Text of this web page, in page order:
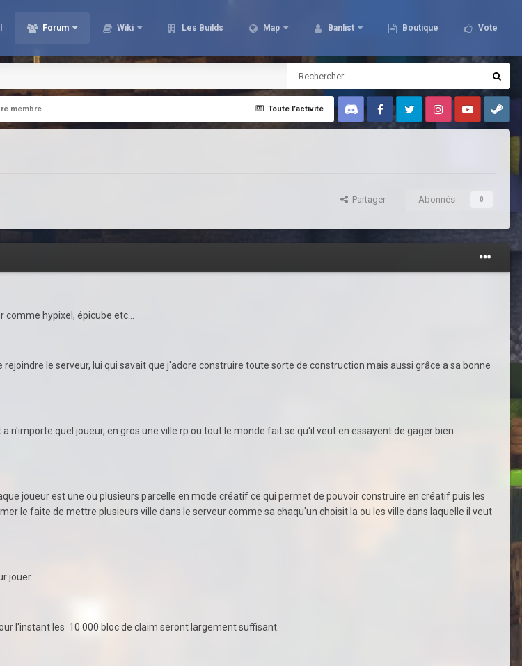
Forum Wiki Les Builds Map Banlist Boutique Vote
Toute l’activité
membre
Discord FacebookTwitter InstagramYoutubeSteam
Partager Abonnés 0
comme hypixel, épicube etc...
le serveur, lui qui savait que j'adore construire toute sorte de construction mais aussi grâce a sa bonne
n'importe quel joueur, en gros une ville rp ou tout le monde fait se qu'il veut en essayent de gager bien
joueur est une ou plusieurs parcelle en mode créatif ce qui permet de pouvoir construire en créatif puis les
le faite de mettre plusieurs ville dans le serveur comme sa chaqu'un choisit la ou les ville dans laquelle il veut
jouer.
l'instant les 10 000 bloc de claim seront largement suffisant.